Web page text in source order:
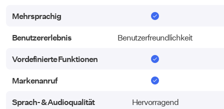
Mehrsprachig
Benutzererlebnis
Vordefinierte Funktionen
Markenanruf
Sprach- & Audioqualität
Mehrsprachig
Benutzererlebnis
Vordefinierte Funktionen
Markenanruf
Sprach- & Audioqualität
Benutzerfreundlichkeit
Hervorragend